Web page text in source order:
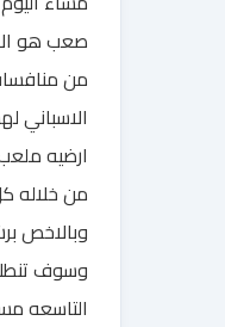
صعب هو
من
الاسباني
ارضيه
من خلاله
وبالاخص
وسوف
التاسعه